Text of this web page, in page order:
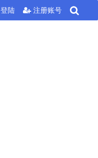
登陆 注册账号